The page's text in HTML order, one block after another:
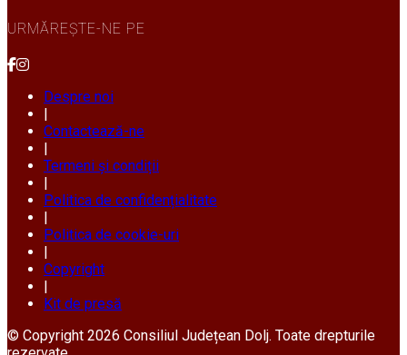
URMĂREȘTE-NE PE
Despre noi
|
Contactează-ne
|
Termeni și condiții
|
Politica de confidențialitate
|
Politica de cookie-uri
|
Copyright
|
Kit de presă
© Copyright 2026 Consiliul Județean Dolj. Toate drepturile